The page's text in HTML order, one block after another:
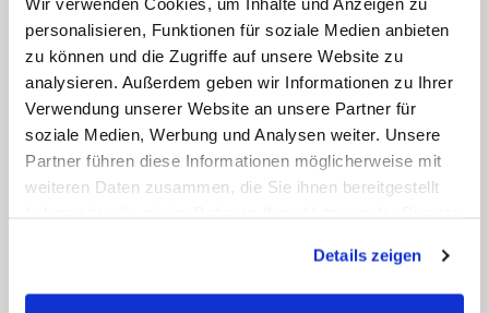
personalisieren, Funktionen für soziale Medien anbieten
zu können und die Zugriffe auf unsere Website zu
analysieren. Außerdem geben wir Informationen zu Ihrer
Verwendung unserer Website an unsere Partner für
soziale Medien, Werbung und Analysen weiter. Unsere
Partner führen diese Informationen möglicherweise mit
weiteren Daten zusammen, die Sie ihnen bereitgestellt
Details zeigen
Tour: der gemeinsame Aufstieg auf den
Nordberg. Bei bestem Wetter genoss die
Gruppe einen beeindruckenden Panoramablick
über das gesamte Abfallbehandlungszentrum
und weit über die Region Hannover hinaus.
Fazit: Nur gemeinsam bleibt die Region
Das Treffen 2026 hat einmal mehr bewiesen: